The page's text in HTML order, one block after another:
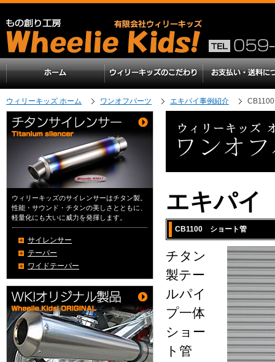
ウィリーキッズ ホーム ワンオフパーツ エキパイ事例紹介
エキパイ
CB1100 ショート管
チタン
製テー
ルパイ
プ一体
ショー
ト管
ウィリーキッズのサイレンサーはチタン製。
性能・サウンド・チタンの美しさとともに、
軽量化にも大いに威力を発揮します。
サイレンサー
テーパー
ワイドテーパー